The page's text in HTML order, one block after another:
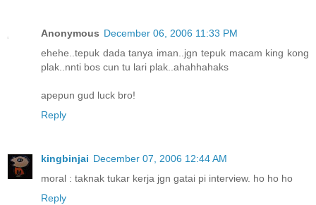
Anonymous December 06, 2006 11:33 PM
ehehe..tepuk dada tanya iman..jgn tepuk macam king kong
plak..nnti bos cun tu lari plak..ahahhahaks
apepun gud luck bro!
Reply
kingbinjai December 07, 2006 12:44 AM
moral : taknak tukar kerja jgn gatai pi interview. ho ho ho
Reply